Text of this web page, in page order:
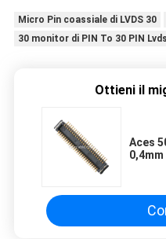
Micro Pin coassiale di LVDS 30
30 monitor di PIN To 30 PIN
Ottieni il
Aces